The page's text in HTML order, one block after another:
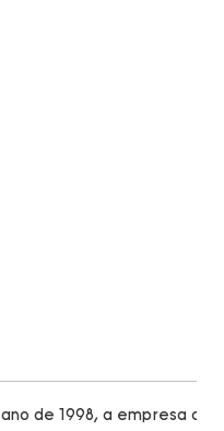
de 1998, a empresa